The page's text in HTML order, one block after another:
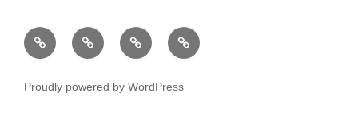
About
us
Brand Access Contact
Proudly powered by WordPress